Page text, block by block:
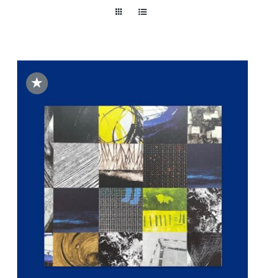
★
DODAJ DO KOSZYKA / SZCZEGÓŁY